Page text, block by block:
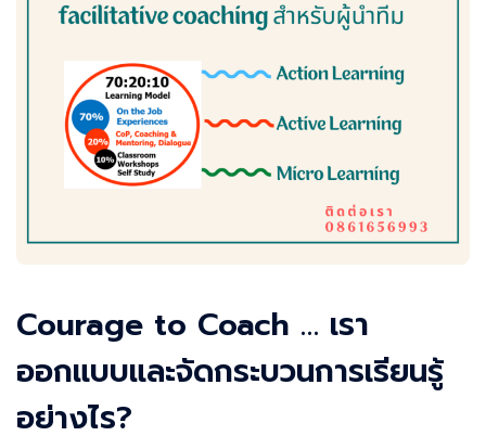
Courage to Coach … เรา
ออกแบบและจัดกระบวนการเรียนรู้
อย่างไร?